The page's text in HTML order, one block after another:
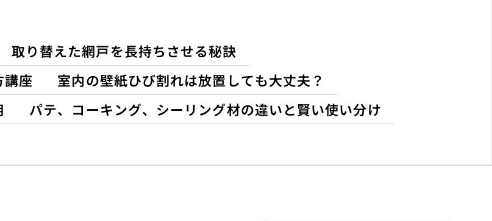
取り替えた網戸を長持ちさせる秘訣
座
室内の壁紙ひび割れは放置しても大丈夫？
パテ、コーキング、シーリング材の違いと賢い使い分け